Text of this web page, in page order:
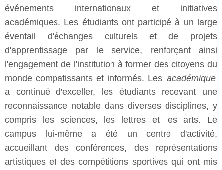
événements internationaux et initiatives
académiques. Les étudiants ont participé à un large
éventail d'échanges culturels et de projets
d'apprentissage par le service, renforçant ainsi
l'engagement de l'institution à former des citoyens du
monde compatissants et informés. Les académique
a continué d'exceller, les étudiants recevant une
reconnaissance notable dans diverses disciplines, y
compris les sciences, les lettres et les arts. Le
campus lui-même a été un centre d'activité,
accueillant des conférences, des représentations
artistiques et des compétitions sportives qui ont mis